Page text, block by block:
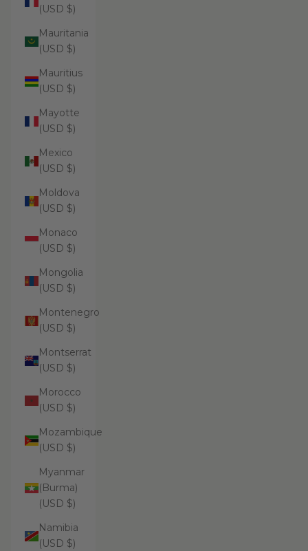
(USD $)
Mauritania
(USD $)
Mauritius
(USD $)
Mayotte
(USD $)
Mexico
(USD $)
Moldova
(USD $)
Monaco
(USD $)
Mongolia
(USD $)
Montenegro
(USD $)
Montserrat
(USD $)
Morocco
(USD $)
Mozambique
(USD $)
Myanmar
(Burma)
(USD $)
Namibia
(USD $)